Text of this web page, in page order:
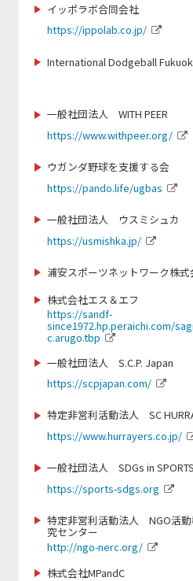
イッポラボ合同会社
https://ippolab.co.jp/
International Dodgeball
一般社団法人 WITH PEER
https://www.withpeer.org/
ウガンダ野球を支援する会
https://pando.life/ugbas
一般社団法人 ウスミシュカ
https://usmishka.jp/
浦安スポーツネットワーク株式
株式会社エス＆エフ
https://sandf-
since1972.hp.peraichi.com/
c.arugo.tbp
一般社団法人 S.C.P. Japan
https://scpjapan.com/
特定非営利活動法人 SC
https://www.hurrayers.co.jp/
一般社団法人 SDGs in SPORTS
https://sports-sdgs.org
特定非営利活動法人 NGO活
究センター
http://ngo-nerc.org/
株式会社MPandC
https://www.globalbridge.plus/
https://www.idcj.jp/
iesa.jp
https://www.paraphoto.org
https://isca.jp.net/
http://www.budo-u.ac.jp/
https://www.tkse.org/
https://www.city.shizuoka.lg.jp/
https://synergia.co.jp/
https://www.seedsfootball.com/
https://www.instagram.com/
https://jetprogramme.org/ja/
https://ji-institute.com/
https://www.spocom.org/
https://gxa.co.jp/
https://gmss.jp
https://palau-consulting-
https://www.instagram.com/
https://tosacho-sc.jp/
https://
/
https://tochigi-pref-sports-
https://www.totos.or.jp/
https://policy.doshisha.ac.jp/
ml
http://dreamers-inc.jp
http://www.jihf.or.jp
https://j-wfa.jp/
https://kickbase-japan.org
https://cricket.or.jp/
https://jwrf.jp/
https://jppc.jp/
https://www.jice.org
https://www.cozy-
sports.com/nagano-school/
https://www.ran-mei.com/
https://peaceboat.org/
https://www.pref.fukuoka.lg.jp/
https://www.rugby-fukuoka.jp/
https://verspah.jp